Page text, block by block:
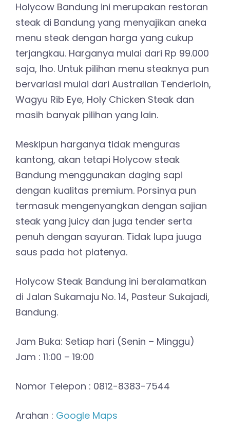
Holycow Bandung ini merupakan restoran
steak di Bandung yang menyajikan aneka
menu steak dengan harga yang cukup
terjangkau. Harganya mulai dari Rp 99.000
saja, lho. Untuk pilihan menu steaknya pun
bervariasi mulai dari Australian Tenderloin,
Wagyu Rib Eye, Holy Chicken Steak dan
masih banyak pilihan yang lain.
Meskipun harganya tidak menguras
kantong, akan tetapi Holycow steak
Bandung menggunakan daging sapi
dengan kualitas premium. Porsinya pun
termasuk mengenyangkan dengan sajian
steak yang juicy dan juga tender serta
penuh dengan sayuran. Tidak lupa juuga
saus pada hot platenya.
Holycow Steak Bandung ini beralamatkan
di Jalan Sukamaju No. 14, Pasteur Sukajadi,
Bandung.
Jam Buka: Setiap hari (Senin – Minggu)
Jam : 11:00 – 19:00
Nomor Telepon : 0812-8383-7544
Arahan : Google Maps